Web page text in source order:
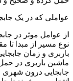
عواملی که در یک
از عوامل موثر در
نوع مسیر از مبدا
باربری و زمان
ماشین باربری در
جابجایی درون شهری